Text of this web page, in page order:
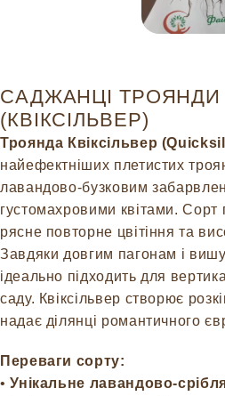
САДЖАНЦІ ТРОЯНДИ
(КВІКСІЛЬВЕР)
Троянда Квіксільвер
найефектніших плетистих
лавандово-бузковим
густомахровими квітами. Сорт
рясне повторне цвітіння та
Завдяки довгим пагонам і
ідеально підходить для
саду. Квіксільвер створює
надає ділянці романтичного
Переваги сорту:
•Унікальне лавандово-